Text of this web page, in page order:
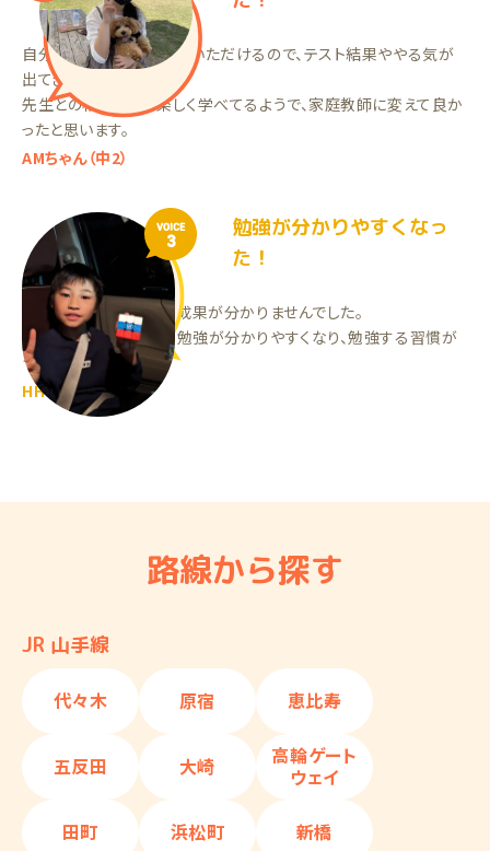
自分にあった方法で指導いただけるので、テスト結果ややる気が
出てきてます。
先生との相性も良く楽しく学べてるようで、家庭教師に変えて良か
ったと思います。
AMちゃん（中2）
VOICE
3
勉強が分かりやすくなっ
た！
塾に通っていましたが、成果が分かりませんでした。
家庭教師を始めてから勉強が分かりやすくなり、勉強する習慣が
つきました！
HHくん（小5）
路線から探す
JR 山手線
代々木 原宿 恵比寿
五反田 大崎
高輪ゲート
ウェイ
田町 浜松町 新橋